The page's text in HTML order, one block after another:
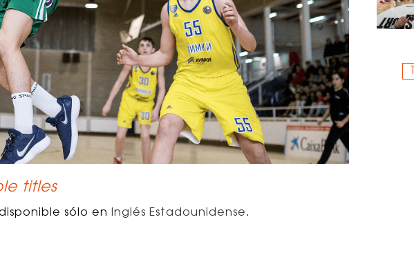
titles
sólo en Inglés Estadounidense.